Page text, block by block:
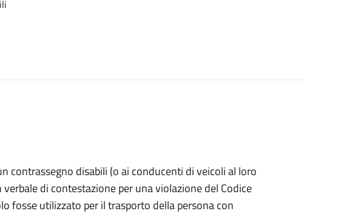
contrassegno disabili (o ai conducenti di veicoli al loro
di contestazione per una violazione del Codice
fosse utilizzato per il trasporto della persona con